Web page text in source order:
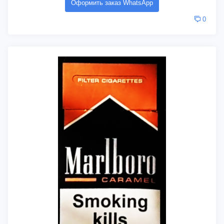
Оформить заказ WhatsApp
0